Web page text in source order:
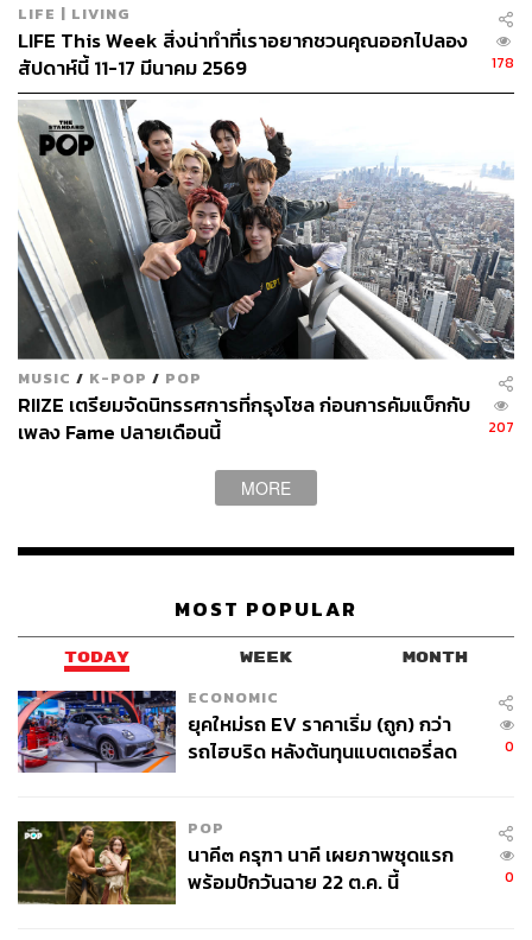
LIFE | LIVING
LIFE This Week สิ่งน่าทำที่เราอยากชวนคุณออกไปลอง
สัปดาห์นี้ 11-17 มีนาคม 2569
178
MUSIC / K-POP / POP
RIIZE เตรียมจัดนิทรรศการที่กรุงโซล ก่อนการคัมแบ็กกับ
เพลง Fame ปลายเดือนนี้
207
MORE
MOST POPULAR
TODAY WEEK MONTH
ECONOMIC
ยุคใหม่รถ EV ราคาเริ่ม (ถูก) กว่า
รถไฮบริด หลังต้นทุนแบตเตอรี่ลด
0
POP
นาคี๓ ครุฑา นาคี เผยภาพชุดแรก
พร้อมปักวันฉาย 22 ต.ค. นี้
0